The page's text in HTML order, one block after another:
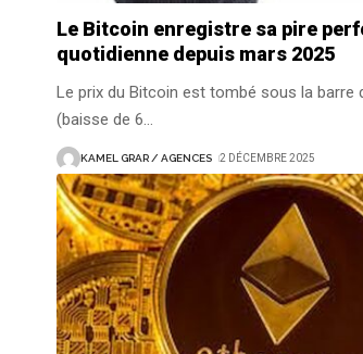
Le Bitcoin enregistre sa pire
quotidienne depuis mars 2025
Le prix du Bitcoin est tombé sous la barre
(baisse de 6…
KAMEL GRAR / AGENCES 2 DÉCEMBRE 2025